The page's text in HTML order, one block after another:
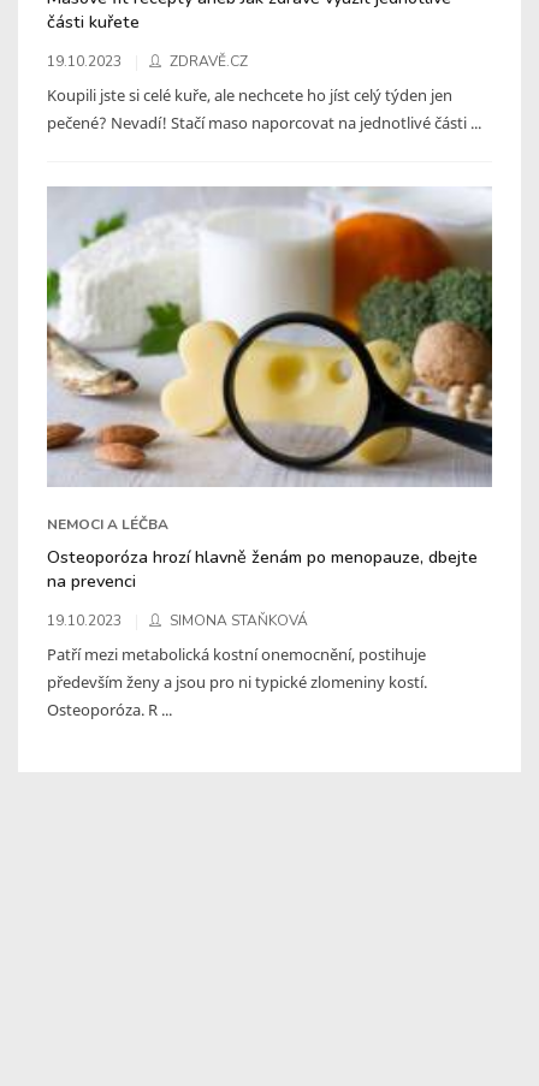
části kuřete
19.10.2023 ZDRAVĚ.CZ
Koupili jste si celé kuře, ale nechcete ho jíst celý týden jen
pečené? Nevadí! Stačí maso naporcovat na jednotlivé části ...
NEMOCI A LÉČBA
Osteoporóza hrozí hlavně ženám po menopauze, dbejte
na prevenci
19.10.2023 SIMONA STAŇKOVÁ
Patří mezi metabolická kostní onemocnění, postihuje
především ženy a jsou pro ni typické zlomeniny kostí.
Osteoporóza. R ...